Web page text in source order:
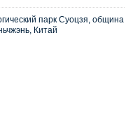
парк Суоцзя, община
Китай